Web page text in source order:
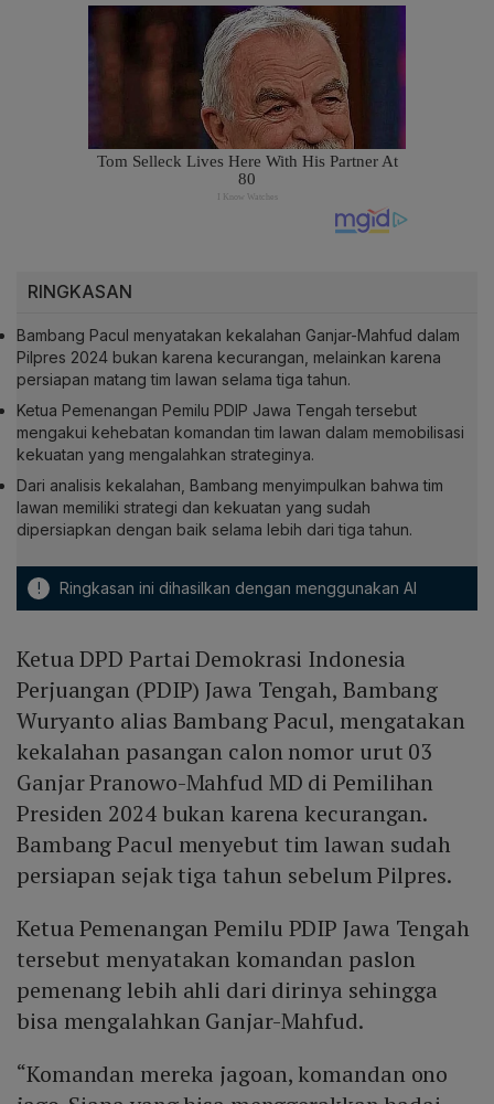
RINGKASAN
Bambang Pacul menyatakan kekalahan Ganjar-Mahfud dalam
Pilpres 2024 bukan karena kecurangan, melainkan karena
persiapan matang tim lawan selama tiga tahun.
Ketua Pemenangan Pemilu PDIP Jawa Tengah tersebut
mengakui kehebatan komandan tim lawan dalam memobilisasi
kekuatan yang mengalahkan strateginya.
Dari analisis kekalahan, Bambang menyimpulkan bahwa tim
lawan memiliki strategi dan kekuatan yang sudah
dipersiapkan dengan baik selama lebih dari tiga tahun.
! Ringkasan ini dihasilkan dengan menggunakan AI
Ketua DPD Partai Demokrasi Indonesia
Perjuangan (PDIP) Jawa Tengah, Bambang
Wuryanto alias Bambang Pacul, mengatakan
kekalahan pasangan calon nomor urut 03
Ganjar Pranowo-Mahfud MD di Pemilihan
Presiden 2024 bukan karena kecurangan.
Bambang Pacul menyebut tim lawan sudah
persiapan sejak tiga tahun sebelum Pilpres.
Ketua Pemenangan Pemilu PDIP Jawa Tengah
tersebut menyatakan komandan paslon
pemenang lebih ahli dari dirinya sehingga
bisa mengalahkan Ganjar-Mahfud.
“Komandan mereka jagoan, komandan ono